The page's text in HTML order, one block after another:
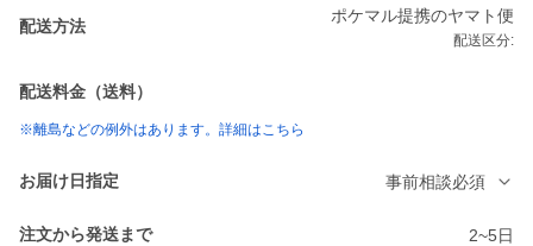
配送方法
ポケマル提携のヤマト便
配送区分:
配送料金（送料）
※離島などの例外はあります。詳細はこちら
お届け日指定 事前相談必須
注文から発送まで 2~5日